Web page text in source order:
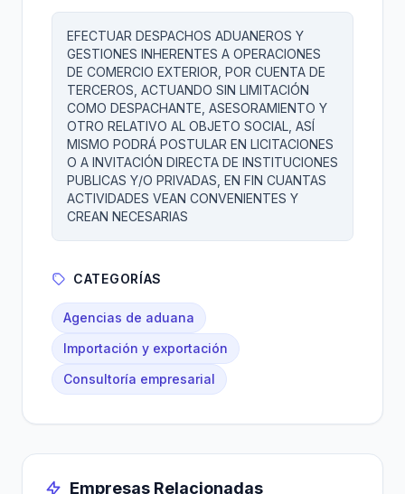
EFECTUAR DESPACHOS ADUANEROS Y
GESTIONES INHERENTES A OPERACIONES
DE COMERCIO EXTERIOR, POR CUENTA DE
TERCEROS, ACTUANDO SIN LIMITACIÓN
COMO DESPACHANTE, ASESORAMIENTO Y
OTRO RELATIVO AL OBJETO SOCIAL, ASÍ
MISMO PODRÁ POSTULAR EN LICITACIONES
O A INVITACIÓN DIRECTA DE INSTITUCIONES
PUBLICAS Y/O PRIVADAS, EN FIN CUANTAS
ACTIVIDADES VEAN CONVENIENTES Y
CREAN NECESARIAS
CATEGORÍAS
Agencias de aduana
Importación y exportación
Consultoría empresarial
Empresas Relacionadas